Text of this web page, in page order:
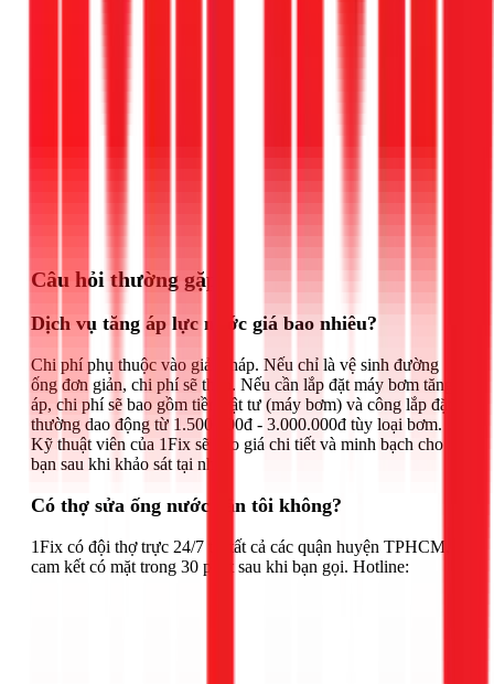
Câu hỏi thường gặp
Dịch vụ tăng áp lực nước giá bao nhiêu?
Chi phí phụ thuộc vào giải pháp. Nếu chỉ là vệ sinh đường
ống đơn giản, chi phí sẽ thấp. Nếu cần lắp đặt máy bơm tăng
áp, chi phí sẽ bao gồm tiền vật tư (máy bơm) và công lắp đặt,
thường dao động từ 1.500.000đ - 3.000.000đ tùy loại bơm.
Kỹ thuật viên của 1Fix sẽ báo giá chi tiết và minh bạch cho
bạn sau khi khảo sát tại nhà.
Có thợ sửa ống nước gần tôi không?
1Fix có đội thợ trực 24/7 tại tất cả các quận huyện TPHCM,
cam kết có mặt trong 30 phút sau khi bạn gọi. Hotline: